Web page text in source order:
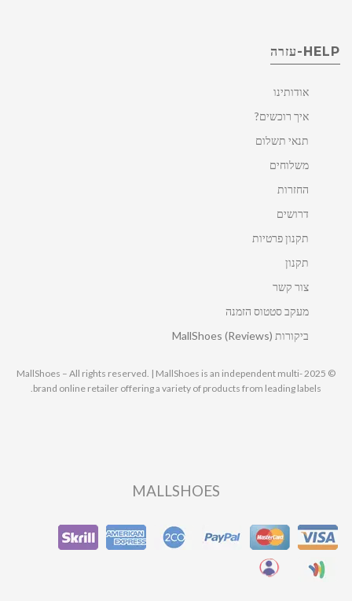
HELP-עזרה
אודותינו
איך רוכשים?
תנאי תשלום
משלוחים
החזרות
דרושים
תקנון פרטיות
תקנון
צור קשר
מעקב סטטוס הזמנה
ביקורות MallShoes (Reviews)
© 2025 MallShoes – All rights reserved. | MallShoes is an independent multi-
brand online retailer offering a variety of products from leading labels.
MALLSHOES